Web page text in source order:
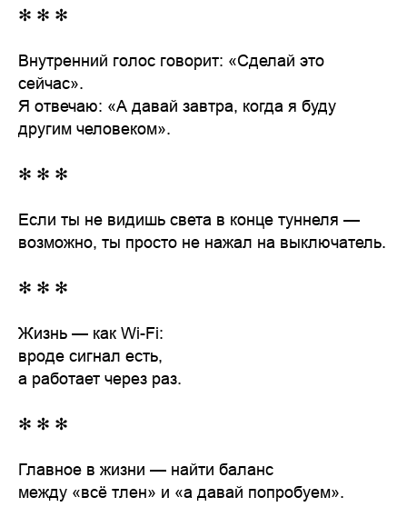
✻ ✻ ✻
Внутренний голос говорит: «Сделай это
сейчас».
Я отвечаю: «А давай завтра, когда я буду
другим человеком».
✻ ✻ ✻
Если ты не видишь света в конце туннеля —
возможно, ты просто не нажал на выключатель.
✻ ✻ ✻
Жизнь — как Wi-Fi:
вроде сигнал есть,
а работает через раз.
✻ ✻ ✻
Главное в жизни — найти баланс
между «всё тлен» и «а давай попробуем».